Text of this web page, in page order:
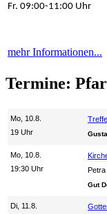
Fr. 09:00-11:00 Uhr
mehr Informationen...
Termine:
Mo, 10.8.
19 Uhr
Mo, 10.8.
19:30 Uhr
Gut
Di, 11.8.